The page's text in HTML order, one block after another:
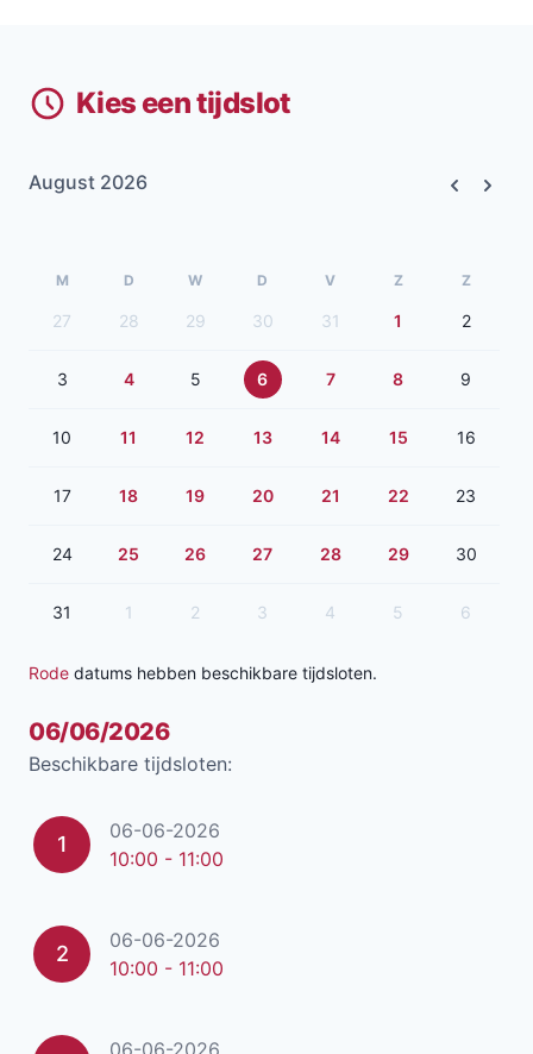
Kies een tijdslot
August 2026
M D W D V Z Z
27 28 29 30 31 1 2
3 4 5 6 7 8 9
10 11 12 13 14 15 16
17 18 19 20 21 22 23
24 25 26 27 28 29 30
31 1 2 3 4 5 6
Rode datums hebben beschikbare tijdsloten.
06/06/2026
Beschikbare tijdsloten:
1
06-06-2026
10:00 - 11:00
2
06-06-2026
10:00 - 11:00
06-06-2026